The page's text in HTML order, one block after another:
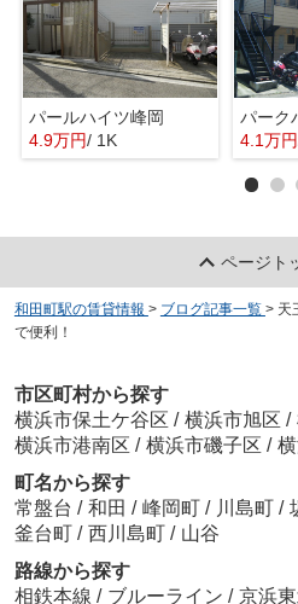
パールハイツ峰岡
4.9万円/ 1K
パーク
4.1万円
ページト
和田町駅の賃貸情報 > ブログ記事一覧 > 天
で便利！
市区町村から探す
横浜市保土ケ谷区 / 横浜市旭区 /
横浜市港南区 / 横浜市磯子区 /
町名から探す
常盤台 / 和田 / 峰岡町 / 川島町 /
釜台町 / 西川島町 / 山谷
路線から探す
相鉄本線 / ブルーライン / 京浜